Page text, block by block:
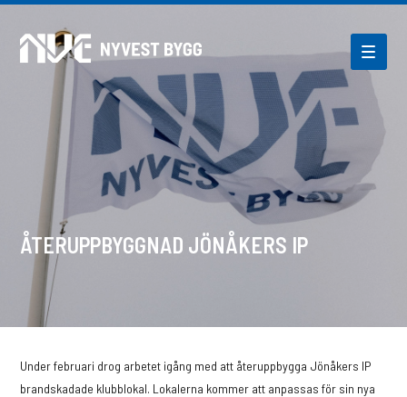
ÅTERUPPBYGGNAD JÖNÅKERS IP
Under februari drog arbetet igång med att återuppbygga Jönåkers IP
brandskadade klubblokal. Lokalerna kommer att anpassas för sin nya